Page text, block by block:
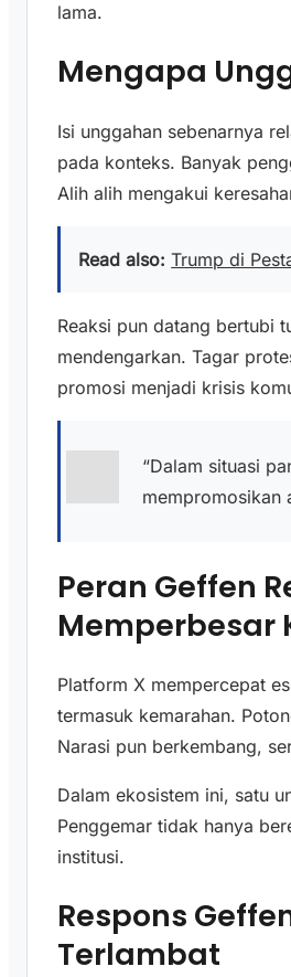
lama.
Mengapa
Isi unggahan sebenarnya
pada konteks. Banyak
Alih alih mengakui
Read also: Trump di
Reaksi pun datang bertubi
mendengarkan. Tagar
promosi menjadi krisis
“Dalam situasi
mempromosikan
Peran Geffen
Memperbesar
Platform X mempercepat
termasuk kemarahan.
Narasi pun berkembang,
Dalam ekosistem ini, satu
Penggemar tidak hanya
institusi.
Respons
Terlambat